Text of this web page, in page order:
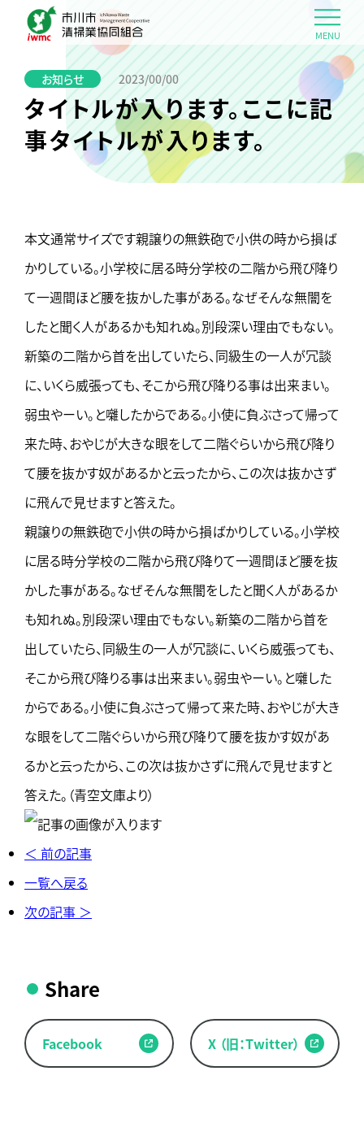
MENU
お知らせ 2023/00/00
タイトルが入ります。ここに記
事タイトルが入ります。
Share
Facebook X （旧：Twitter）
本文通常サイズです親譲りの無鉄砲で小供の時から損ば
かりしている。小学校に居る時分学校の二階から飛び降り
て一週間ほど腰を抜かした事がある。なぜそんな無闇を
したと聞く人があるかも知れぬ。別段深い理由でもない。
新築の二階から首を出していたら、同級生の一人が冗談
に、いくら威張っても、そこから飛び降りる事は出来まい。
弱虫やーい。と囃したからである。小使に負ぶさって帰って
来た時、おやじが大きな眼をして二階ぐらいから飛び降り
て腰を抜かす奴があるかと云ったから、この次は抜かさず
に飛んで見せますと答えた。
親譲りの無鉄砲で小供の時から損ばかりしている。小学校
に居る時分学校の二階から飛び降りて一週間ほど腰を抜
かした事がある。なぜそんな無闇をしたと聞く人があるか
も知れぬ。別段深い理由でもない。新築の二階から首を
出していたら、同級生の一人が冗談に、いくら威張っても、
そこから飛び降りる事は出来まい。弱虫やーい。と囃した
からである。小使に負ぶさって帰って来た時、おやじが大き
な眼をして二階ぐらいから飛び降りて腰を抜かす奴があ
るかと云ったから、この次は抜かさずに飛んで見せますと
答えた。（青空文庫より）
＜ 前の記事
一覧へ戻る
次の記事 ＞